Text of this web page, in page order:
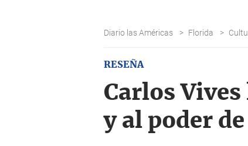
Diario las Américas > Florida >
RESEÑA
Carlos
y al poder